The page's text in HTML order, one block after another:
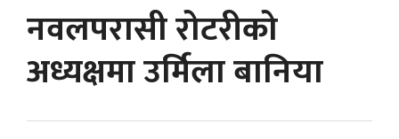
नवलपरासी रोटरीको
अध्यक्षमा उर्मिला बानिया